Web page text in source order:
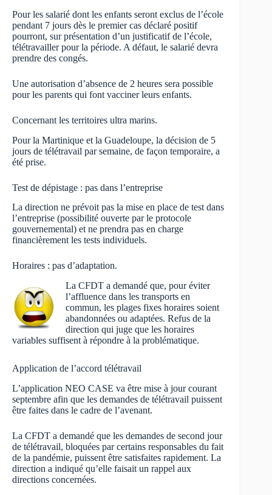
Pour les salarié dont les enfants seront exclus de l’école
pendant 7 jours dès le premier cas déclaré positif
pourront, sur présentation d’un justificatif de l’école,
télétravailler pour la période. A défaut, le salarié devra
prendre des congés.
Une autorisation d’absence de 2 heures sera possible
pour les parents qui font vacciner leurs enfants.
Concernant les territoires ultra marins.
Pour la Martinique et la Guadeloupe, la décision de 5
jours de télétravail par semaine, de façon temporaire, a
été prise.
Test de dépistage : pas dans l’entreprise
La direction ne prévoit pas la mise en place de test dans
l’entreprise (possibilité ouverte par le protocole
gouvernemental) et ne prendra pas en charge
financièrement les tests individuels.
Horaires : pas d’adaptation.
La CFDT a demandé que, pour éviter
l’affluence dans les transports en
commun, les plages fixes horaires soient
abandonnées ou adaptées. Refus de la
direction qui juge que les horaires
variables suffisent à répondre à la problématique.
Application de l’accord télétravail
L’application NEO CASE va être mise à jour courant
septembre afin que les demandes de télétravail puissent
être faites dans le cadre de l’avenant.
La CFDT a demandé que les demandes de second jour
de télétravail, bloquées par certains responsables du fait
de la pandémie, puissent être satisfaites rapidement. La
direction a indiqué qu’elle faisait un rappel aux
directions concernées.